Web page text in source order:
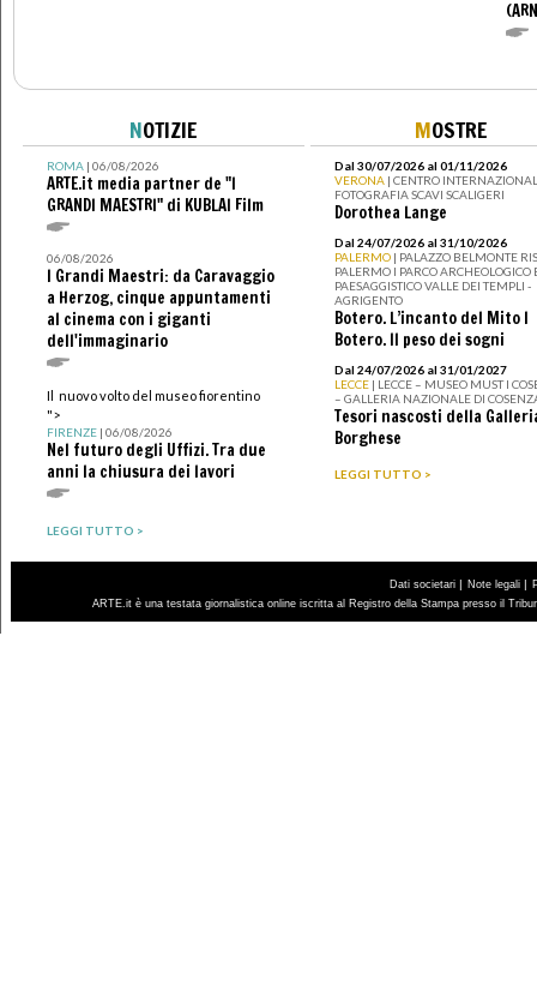
NOTIZIE
ROMA| 06/08/2026
ARTE.it media partner de "I
GRANDI MAESTRI" di KUBLAI Film
06/08/2026
I Grandi Maestri: da Caravaggio
a Herzog, cinque appuntamenti
al cinema con i giganti
dell'immaginario
Il nuovo volto del museo fiorentino
">
FIRENZE| 06/08/2026
Nel futuro degli Uffizi. Tra due
anni la chiusura dei lavori
LEGGI TUTTO >
MOSTRE
Dal 30/07/2026 al 01/11/2026
VERONA | CENTRO
FOTOGRAFIA SCAVI SCALIGERI
Dorothea Lange
Dal 24/07/2026 al 31/10/2026
PALERMO | PALAZZO BELMONTE
PALERMO I PARCO ARCHEOLOGICO
PAESAGGISTICO VALLE DEI TEMPLI -
AGRIGENTO
Botero. L’incanto del Mito I
Botero. Il peso dei sogni
Dal 24/07/2026 al 31/01/2027
LECCE | LECCE – MUSEO MUST I
– GALLERIA NAZIONALE DI
Tesori nascosti della
Borghese
LEGGI TUTTO >
Dati societari | Note legali |
ARTE.it è una testata giornalistica online iscritta al Registro della Stampa presso il